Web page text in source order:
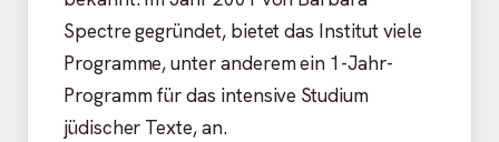
Fenster
öffnen
Spectre gegründet, bietet das Institut viele
Programme, unter anderem ein 1-Jahr-
Programm für das intensive Studium
jüdischer Texte, an.